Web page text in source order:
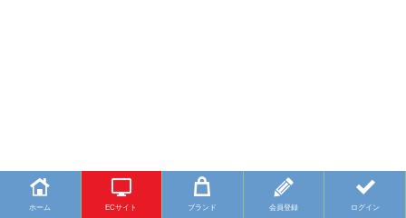
ホーム ECサイト ブランド 会員登録 ログイン